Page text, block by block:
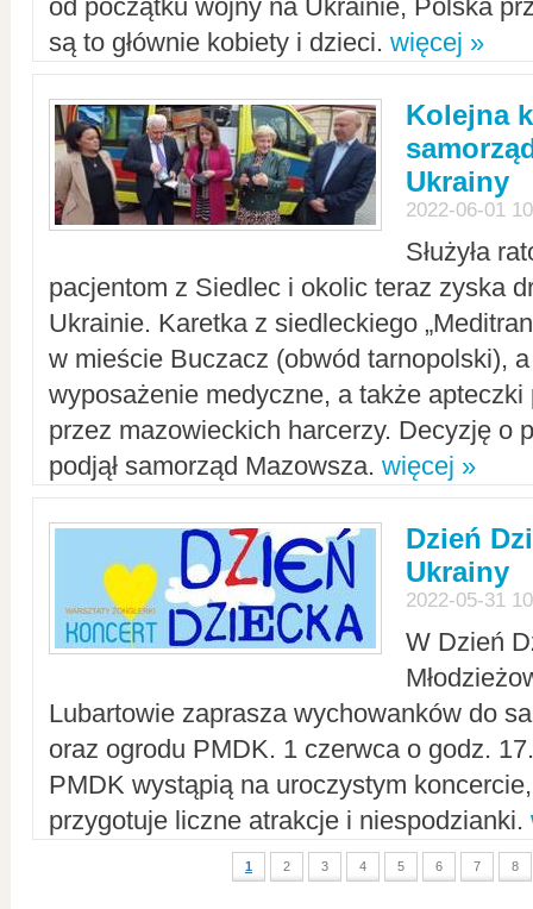
od początku wojny na Ukrainie, Polska
są to głównie kobiety i dzieci. więcej »
Kolejna
Ukrainy
2022-06-01
Służyła
pacjentom z Siedlec i okolic teraz zyska
Ukrainie. Karetka z siedleckiego
w mieście Buczacz (obwód tarnopolski),
wyposażenie medyczne, a także apteczki
przez mazowieckich harcerzy. Decyzję o
podjął samorząd Mazowsza. więcej »
Dzień
Ukrainy
2022-05-31
W Dzień
Lubartowie zaprasza wychowanków do
oraz ogrodu PMDK. 1 czerwca o godz.
PMDK wystąpią na uroczystym
przygotuje liczne atrakcje i niespodzianki.
1 2 3 4 5 6 7 8